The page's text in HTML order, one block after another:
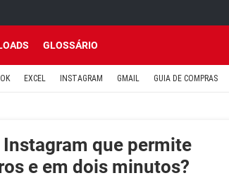
GLOSSÁRIO
EXCEL INSTAGRAM GMAIL GUIA DE COMPRAS
que permite
e em dois minutos?